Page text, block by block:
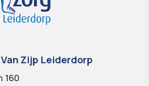
Zijp Leiderdorp
160